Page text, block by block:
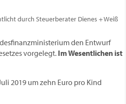
durch Steuerberater Dienes + Weiß
den Entwurf
vorgelegt. Im Wesentlichen ist
2019 um zehn Euro pro Kind